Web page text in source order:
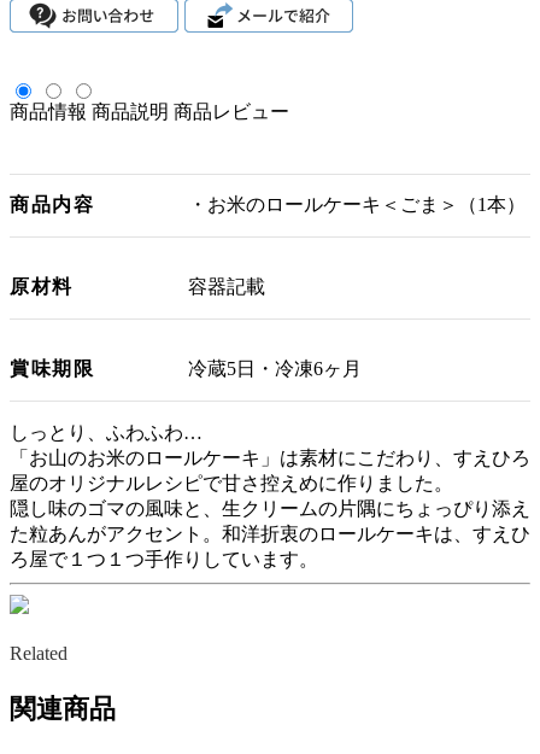
商品情報 商品説明 商品レビュー
商品内容 ・お米のロールケーキ＜ごま＞（1本）
原材料 容器記載
賞味期限 冷蔵5日・冷凍6ヶ月
しっとり、ふわふわ…
「お山のお米のロールケーキ」は素材にこだわり、すえひろ
屋のオリジナルレシピで甘さ控えめに作りました。
隠し味のゴマの風味と、生クリームの片隅にちょっぴり添え
た粒あんがアクセント。和洋折衷のロールケーキは、すえひ
ろ屋で１つ１つ手作りしています。
Related
関連商品